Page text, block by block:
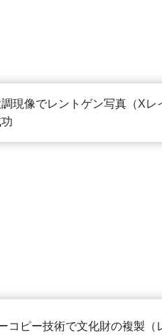
現像でレントゲン写真（X
コピー技術で文化財の複製（